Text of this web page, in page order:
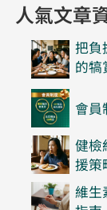
人氣文章
把負
的
會員
健檢
援策
維生